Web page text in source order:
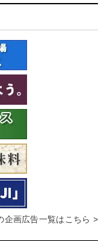
企画広告一覧はこちら >